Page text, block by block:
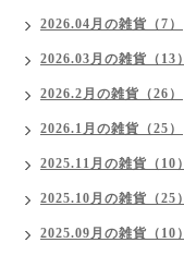
2026.04月の雑貨（7）
2026.03月の雑貨（13）
2026.2月の雑貨（26）
2026.1月の雑貨（25）
2025.11月の雑貨（10）
2025.10月の雑貨（25）
2025.09月の雑貨（10）